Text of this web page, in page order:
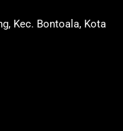
Kec. Bontoala, Kota